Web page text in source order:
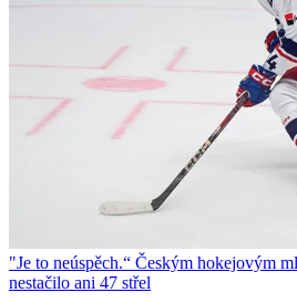
"Je to neúspěch.“ Českým hokejovým
nestačilo ani 47 střel